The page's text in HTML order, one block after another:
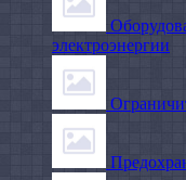
электроэнергии